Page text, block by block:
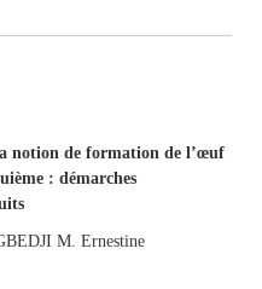
notion de formation de l’œuf
: démarches
M. Ernestine